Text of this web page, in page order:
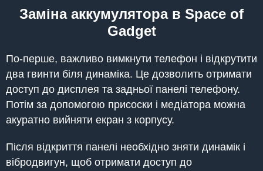
Заміна аккумулятора в Space of
Gadget
По-перше, важливо вимкнути телефон і відкрутити
два гвинти біля динаміка. Це дозволить отримати
доступ до дисплея та задньої панелі телефону.
Потім за допомогою присоски і медіатора можна
акуратно вийняти екран з корпусу.
Після відкриття панелі необхідно зняти динамік і
вібродвигун, щоб отримати доступ до